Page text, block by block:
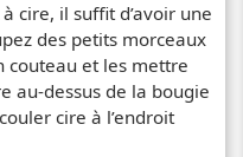
cire, il suffit d’avoir une
des petits morceaux
couteau et les mettre
au-dessus de la bougie
cire à l’endroit